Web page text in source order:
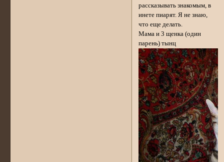
рассказывать знакомым, в
инете пиарят. Я не знаю,
что еще делать.
Мама и 3 щенка (один
парень) тынц